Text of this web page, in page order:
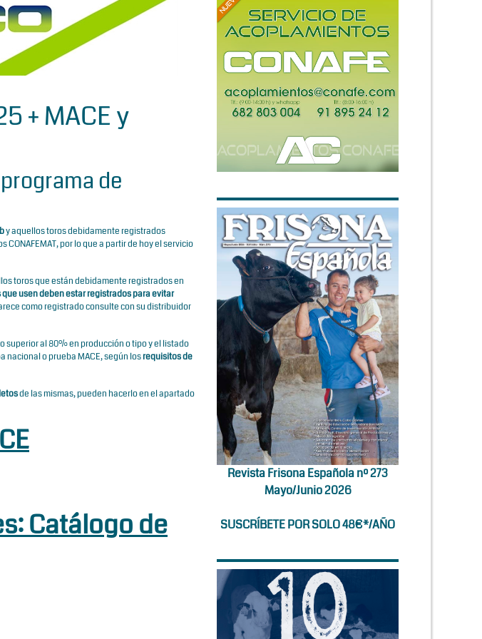
+ MACE y
de
y aquellos toros debidamente registrados
por lo que a partir de hoy el servicio
toros que están debidamente registrados en
que usen deben estar registrados para evitar
como registrado consulte con su distribuidor
superior al 80% en producción o tipo y el listado
nacional o prueba MACE, según losrequisitos de
de las mismas, pueden hacerlo en el apartado
Catálogo de
Revista Frisona Española nº 273
Mayo/Junio 2026
SUSCRÍBETE POR SOLO 48€*/AÑO